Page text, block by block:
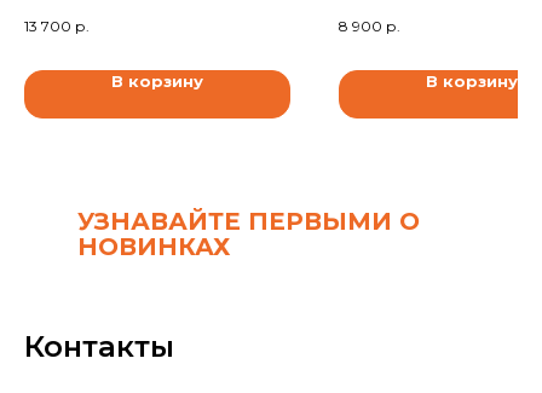
13 700 р.
В корзину
8 900 р.
В корзину
УЗНАВАЙТЕ ПЕРВЫМИ О
НОВИНКАХ
Контакты